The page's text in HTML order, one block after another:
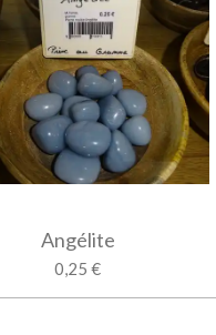
Angélite
0,25 €